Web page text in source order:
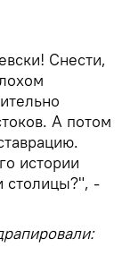
Снести,
А потом
истории
столицы?", -